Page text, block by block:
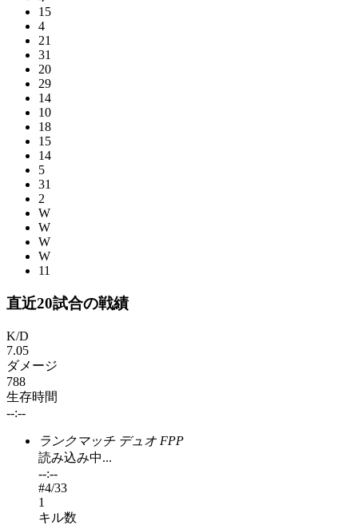
15
4
21
31
20
29
14
10
18
15
14
5
31
2
W
W
W
W
11
直近20試合の戦績
K/D
7.05
ダメージ
788
生存時間
--:--
ランクマッチ デュオ FPP
読み込み中...
--:--
#4/33
1
キル数